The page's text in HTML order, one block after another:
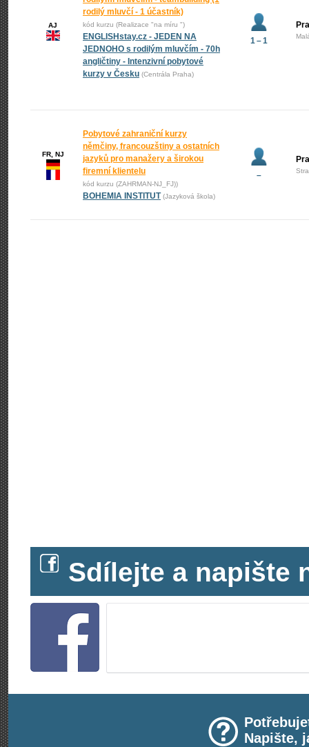
AJ
rodilý mluvčí - 1 účastník)
kód kurzu (Realizace "na míru ")
ENGLISHstay.cz - JEDEN NA
JEDNOHO s rodilým mluvčím - 70h
angličtiny - Intenzivní pobytové
kurzy v Česku (Centrála Praha)
1 – 1
FR, NJ
Pobytové zahraniční kurzy
němčiny, francouzštiny a ostatních
jazyků pro manažery a širokou
firemní klientelu
kód kurzu (ZAHRMAN-NJ_FJ))
BOHEMIA INSTITUT (Jazyková škola)
–
Sdílejte a napište
Napište,